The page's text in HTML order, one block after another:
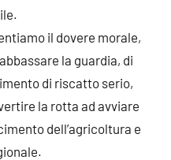
il dovere morale,
la guardia, di
di riscatto serio,
la rotta ad avviare
dell’agricoltura e